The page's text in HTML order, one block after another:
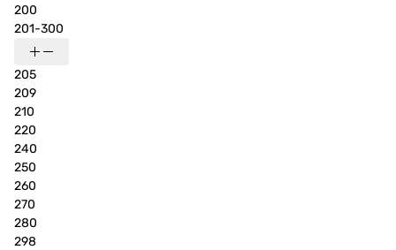
200
201-300
205
209
210
220
240
250
260
270
280
298